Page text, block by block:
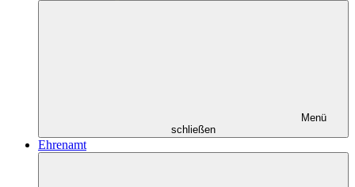
Menü
schließen
Ehrenamt